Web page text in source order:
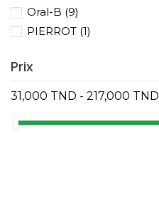
Oral-B (9)
PIERROT (1)
Prix
31,000 TND - 217,000 TND